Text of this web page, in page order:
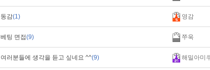
동감(1) 영감
베팅 면접(9) 쭈욱
여러분들에 생각을 듣고 싶네요 ^^(9) 해밀아미